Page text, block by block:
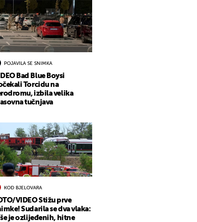
POJAVILA SE SNIMKA
Bad Blue Boysi
Torcidu na
izbila velika
tučnjava
KOD BJELOVARA
VIDEO Stižu prve
Sudarila se dva vlaka:
je ozlijeđenih, hitne